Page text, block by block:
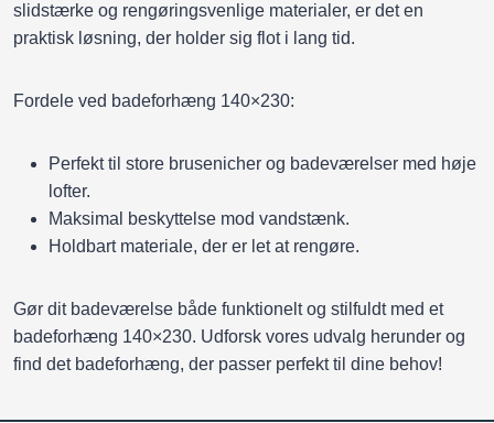
slidstærke og rengøringsvenlige materialer, er det en
praktisk løsning, der holder sig flot i lang tid.
Fordele ved badeforhæng 140×230:
Perfekt til store brusenicher og badeværelser med høje
lofter.
Maksimal beskyttelse mod vandstænk.
Holdbart materiale, der er let at rengøre.
Gør dit badeværelse både funktionelt og stilfuldt med et
badeforhæng 140×230. Udforsk vores udvalg herunder og
find det badeforhæng, der passer perfekt til dine behov!